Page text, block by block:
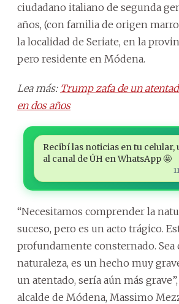
ciudadano italiano de segunda
años, (con familia de origen
la localidad de Seriate, en la
pero residente en Módena.
Lea más: Trump zafa de un
en dos años
Recibí las noticias en tu celular,
al canal de ÚH en WhatsApp 🤩
“Necesitamos comprender la
suceso, pero es un acto trágico.
profundamente consternado. Sea
naturaleza, es un hecho muy
un atentado, sería aún más
alcalde de Módena, Massimo